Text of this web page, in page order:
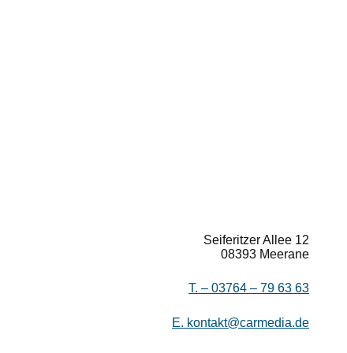
Seiferitzer Allee 12
08393 Meerane
T. – 03764 – 79 63 63
E. kontakt@carmedia.de